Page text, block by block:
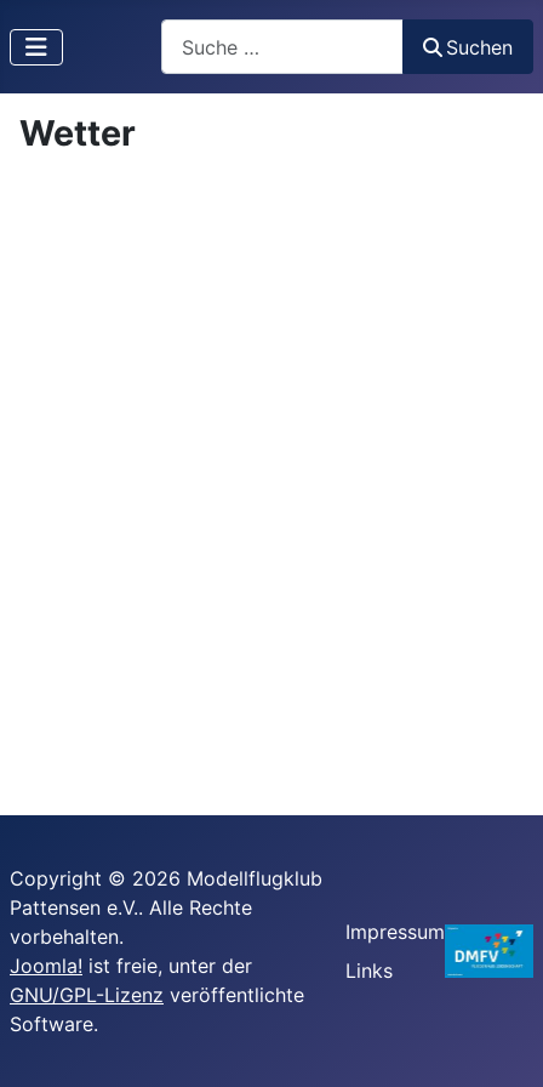
Suchen
Wetter
Copyright © 2026 Modellflugklub
Pattensen e.V.. Alle Rechte
vorbehalten.
Joomla! ist freie, unter der
GNU/GPL-Lizenz veröffentlichte
Software.
Impressum
Links